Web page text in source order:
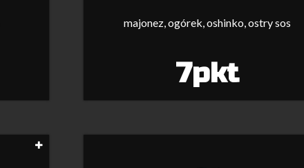
majonez, ogórek, oshinko, ostry sos
7pkt